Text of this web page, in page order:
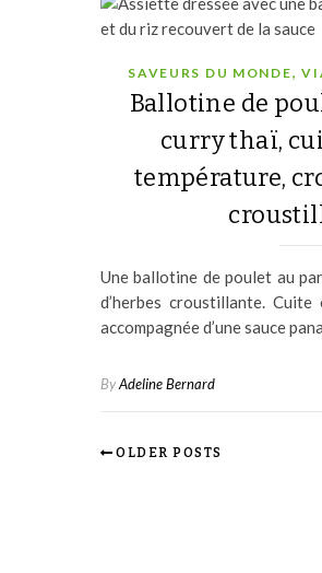
SAVEURS DU MONDE,
Ballotine de
curry thaï,
température,
Une ballotine de poulet au
d’herbes croustillante.
accompagnée d’une sauce
ByAdeline Bernard
OLDER POSTS